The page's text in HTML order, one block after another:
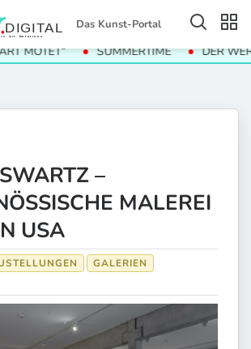
Das Kunst-Portal
SUMMERTIME DER WERT
–
MALEREI
USA
GALERIEN